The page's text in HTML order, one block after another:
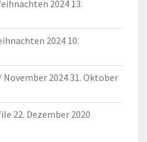
202413.
202410.
2024 31. Oktober
22. Dezember 2020